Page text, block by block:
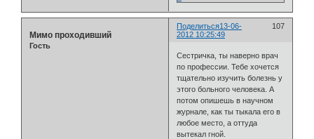
Поделиться 107
13-06-
2012 10:25:49
Мимо проходивший
Гость
Сестричка, ты наверно врач
по профессии. Тебе хочется
тщательно изучить болезнь у
этого больного человека. А
потом опишешь в научном
журнале, как ты тыкала его в
любое место, а оттуда
вытекал гной.